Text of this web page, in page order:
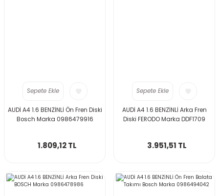
Sepete Ekle
AUDİ A4 1.6 BENZİNLİ Ön Fren Diski
Bosch Marka 0986479916
1.809,12 TL
Sepete Ekle
AUDİ A4 1.6 BENZİNLİ Arka Fren
Diski FERODO Marka DDF1709
3.951,51 TL